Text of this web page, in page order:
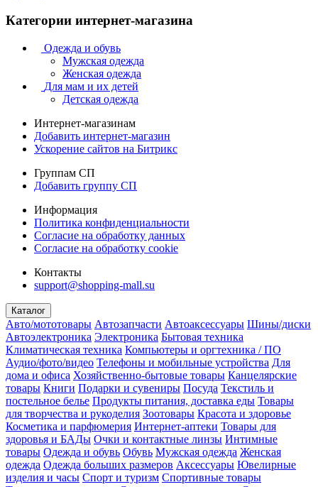
Категории интернет-магазина
Одежда и обувь
Мужская одежда
Женская одежда
Для мам и их детей
Детская одежда
Интернет-магазинам
Добавить интернет-магазин
Ускорение сайтов на Битрикс
Группам СП
Добавить группу СП
Информация
Политика конфиденциальности
Согласие на обработку данных
Согласие на обработку cookie
Контакты
support@shopping-mall.su
Каталог
Авто/мототовары Автозапчасти Автоаксессуары Шины/диски
Автоэлектроника Электроника Бытовая техника
Климатическая техника Компьютеры и оргтехника / ПО
Аудио/фото/видео Телефоны и мобильные устройства Для
дома и офиса Хозяйственно-бытовые товары Канцелярские
товары Книги Подарки и сувениры Посуда Текстиль и
постельное белье Продукты питания, доставка еды Товары
для творчества и рукоделия Зоотовары Красота и здоровье
Косметика и парфюмерия Интернет-аптеки Товары для
здоровья и БАДы Очки и контактные линзы Интимные
товары Одежда и обувь Обувь Мужская одежда Женская
одежда Одежда больших размеров Аксессуары Ювелирные
изделия и часы Спорт и туризм Спортивные товары